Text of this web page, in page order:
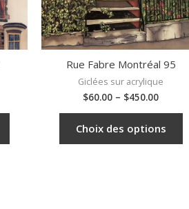
Rue Fabre Montréal 95
Giclées sur acrylique
$60.00 – $450.00
Choix des options